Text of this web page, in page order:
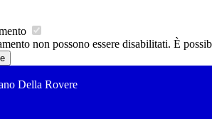
non possono essere disabilitati. È
Della Rovere